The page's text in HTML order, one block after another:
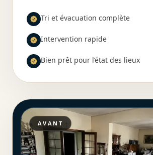
Tri et évacuation complète
Intervention rapide
Bien prêt pour l’état des lieux
AVANT